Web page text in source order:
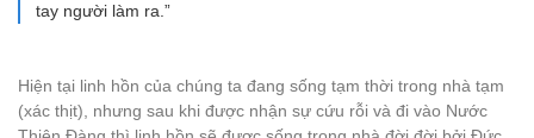
tay người làm ra.”
Hiện tại linh hồn của chúng ta đang sống tạm thời trong nhà tạm
(xác thịt), nhưng sau khi được nhận sự cứu rỗi và đi vào Nước